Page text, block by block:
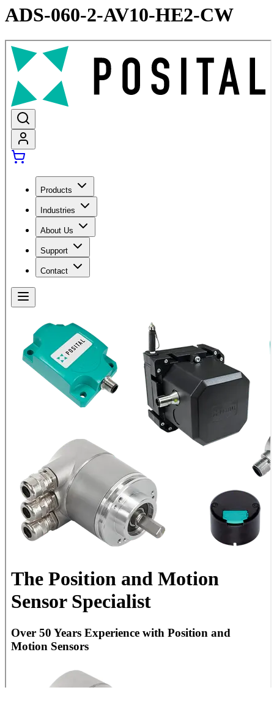
ADS-060-2-AV10-HE2-CW